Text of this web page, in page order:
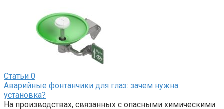
Статьи 0
Аварийные фонтанчики для глаз: зачем нужна
установка?
На производствах, связанных с опасными химическими